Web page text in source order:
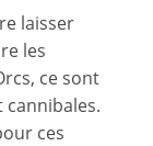
laisser
les
ce sont
ces